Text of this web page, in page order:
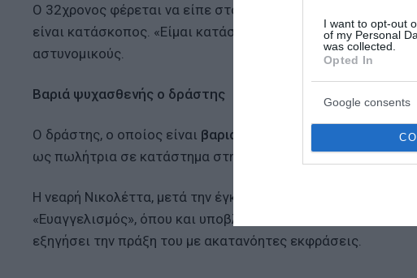
I want to opt-out
of my Personal
was collected.
Opted In
Google consents
Ο 32χρονος φέρεται να είπε στους αστυνομικούς πως έχει
είναι κατάσκοπος. «Είμαι κατάσκοπος και αυτή είναι
αστυνομικούς.
Βαριά ψυχασθενής ο δράστης
O δράστης, ο οποίος είναι βαριά ψυχασθενής,
κάρφωσε
ως πωλήτρια σε κατάστημα στην οδό Ερμού.
Η νεαρή Νικολέττα, μετά την έγκαιρη επέμβαση των
«Ευαγγελισμός», όπου και υποβλήθηκε σε χειρουργείο, ενώ ο
εξηγήσει την πράξη του με ακατανόητες εκφράσεις.